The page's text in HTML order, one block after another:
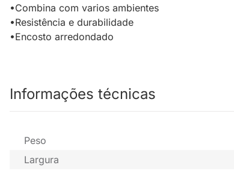
•Combina com varios ambientes
•Resistência e durabilidade
•Encosto arredondado
Informações técnicas
Peso
Largura